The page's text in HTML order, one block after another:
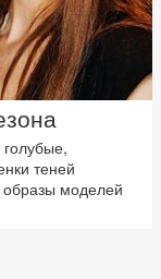
теней
образы моделей